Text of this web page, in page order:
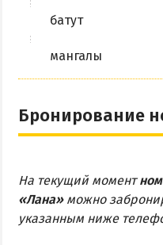
батут
мангалы
Бронирование
На текущий момент
«Лана»можно
указанным ниже